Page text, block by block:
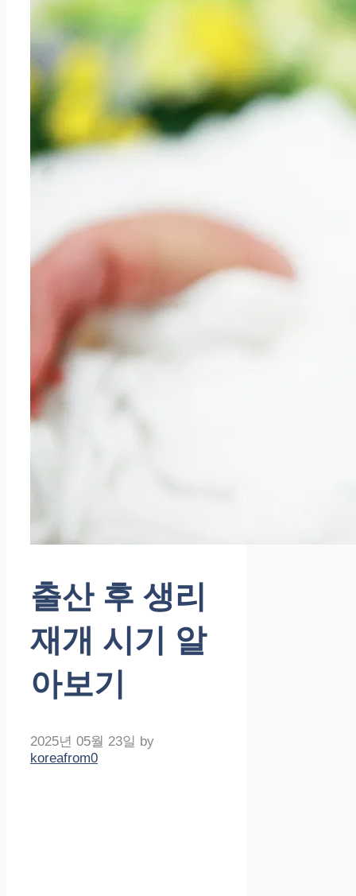
출산 후 생리
재개 시기 알
아보기
2025년 05월 23일 by
koreafrom0